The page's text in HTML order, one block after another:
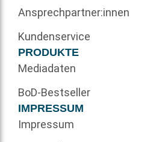
Ansprechpartner:innen
Kundenservice
PRODUKTE
Mediadaten
BoD-Bestseller
IMPRESSUM
Impressum